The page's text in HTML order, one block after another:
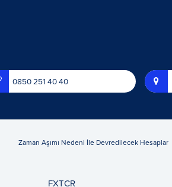
0850 251 40 40
Zaman Aşımı Nedeni İle Devredilecek Hesaplar
FXTCR